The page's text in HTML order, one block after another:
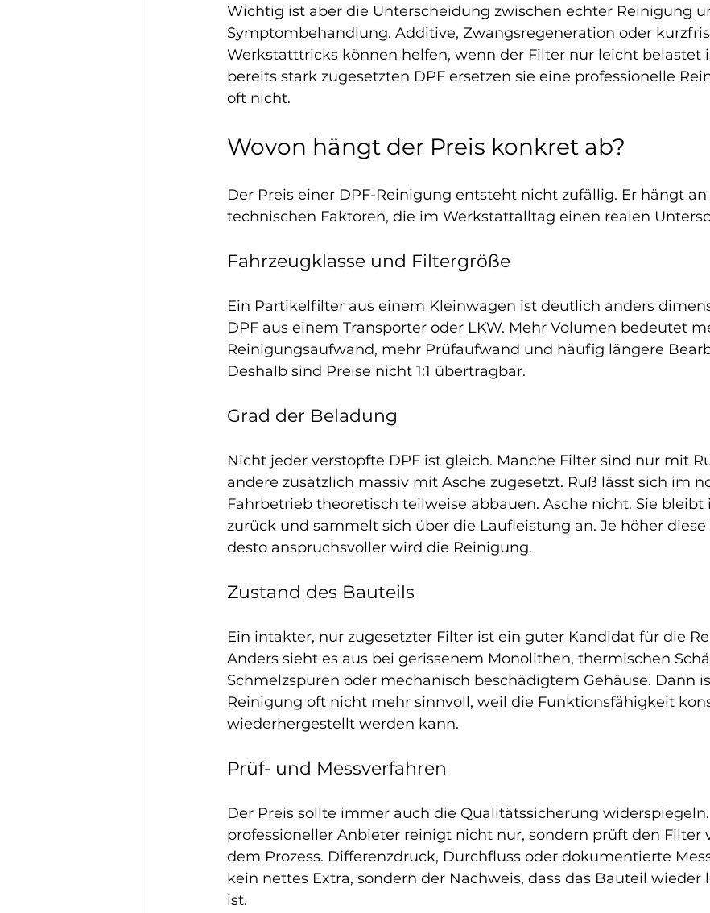
Wichtig ist aber die Unterscheidung zwischen echter Reinigung
Symptombehandlung. Additive, Zwangsregeneration oder
Werkstatttricks können helfen, wenn der Filter nur leicht belastet
bereits stark zugesetzten DPF ersetzen sie eine professionelle
oft nicht.
Wovon hängt der Preis konkret ab?
Der Preis einer DPF-Reinigung entsteht nicht zufällig. Er hängt
technischen Faktoren, die im Werkstattalltag einen realen
Fahrzeugklasse und Filtergröße
Ein Partikelfilter aus einem Kleinwagen ist deutlich anders
DPF aus einem Transporter oder LKW. Mehr Volumen bedeutet
Reinigungsaufwand, mehr Prüfaufwand und häufig längere
Deshalb sind Preise nicht 1:1 übertragbar.
Grad der Beladung
Nicht jeder verstopfte DPF ist gleich. Manche Filter sind nur mit
andere zusätzlich massiv mit Asche zugesetzt. Ruß lässt sich im
Fahrbetrieb theoretisch teilweise abbauen. Asche nicht. Sie bleibt
zurück und sammelt sich über die Laufleistung an. Je höher diese
desto anspruchsvoller wird die Reinigung.
Zustand des Bauteils
Ein intakter, nur zugesetzter Filter ist ein guter Kandidat für die
Anders sieht es aus bei gerissenem Monolithen, thermischen
Schmelzspuren oder mechanisch beschädigtem Gehäuse. Dann
Reinigung oft nicht mehr sinnvoll, weil die Funktionsfähigkeit
wiederhergestellt werden kann.
Prüf- und Messverfahren
Der Preis sollte immer auch die Qualitätssicherung
professioneller Anbieter reinigt nicht nur, sondern prüft den Filter
dem Prozess. Differenzdruck, Durchfluss oder dokumentierte
kein nettes Extra, sondern der Nachweis, dass das Bauteil wieder
ist.